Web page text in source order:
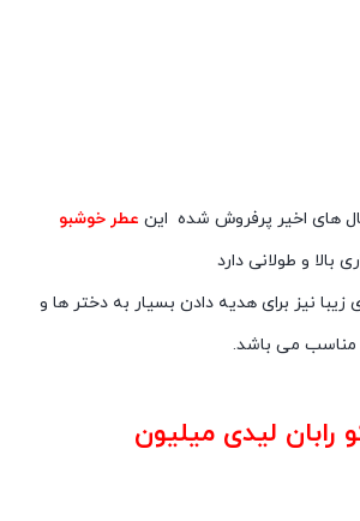
های اخیر پرفروش شده این عطر خوشبو
بالا و طولانی دارد
نیز برای هدیه دادن بسیار به دختر ها و
مناسب می باشد.
رابان لیدی میلیون